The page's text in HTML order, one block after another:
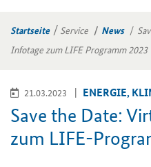
Startseite Service News
Infotage zum LIFE Programm 2023
21.03.2023 EN­ER­GIE,
Save the Date:
zum LIFE-​